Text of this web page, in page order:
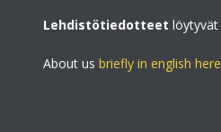
Lehdistötiedotteet löytyvät
About usbriefly in english here